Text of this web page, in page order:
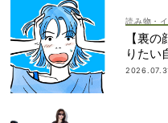
読み物・
【裏
りたい